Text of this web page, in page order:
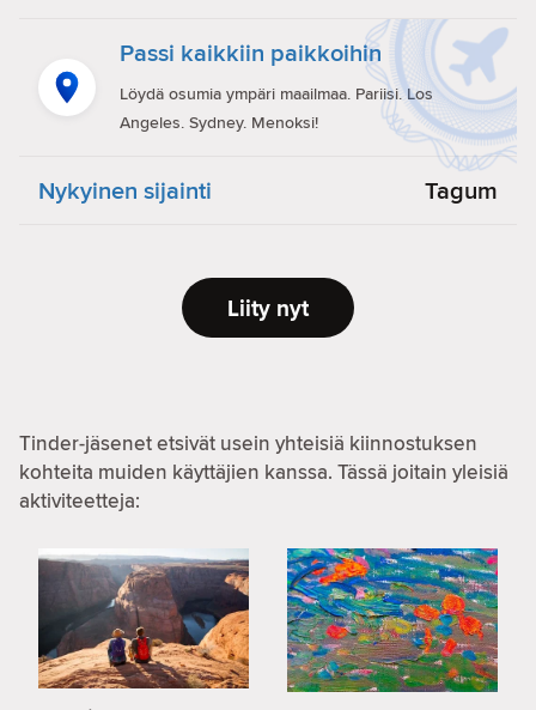
Passi kaikkiin paikkoihin
Löydä osumia ympäri maailmaa. Pariisi. Los
Angeles. Sydney. Menoksi!
Nykyinen sijainti Tagum
Liity nyt
Tinder-jäsenet etsivät usein yhteisiä kiinnostuksen
kohteita muiden käyttäjien kanssa. Tässä joitain yleisiä
aktiviteetteja: